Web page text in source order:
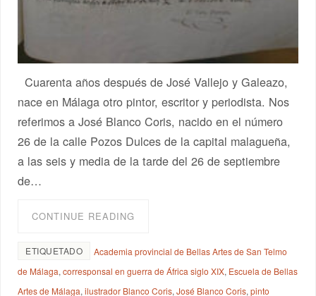
Cuarenta años después de José Vallejo y Galeazo,
nace en Málaga otro pintor, escritor y periodista. Nos
referimos a José Blanco Coris, nacido en el número
26 de la calle Pozos Dulces de la capital malagueña,
a las seis y media de la tarde del 26 de septiembre
de…
CONTINUE READING
ETIQUETADO
Academia provincial de Bellas Artes de San Telmo
de Málaga,corresponsal en guerra de África siglo XIX, Escuela de Bellas
Artes de Málaga,ilustrador Blanco Coris,José Blanco Coris,pinto